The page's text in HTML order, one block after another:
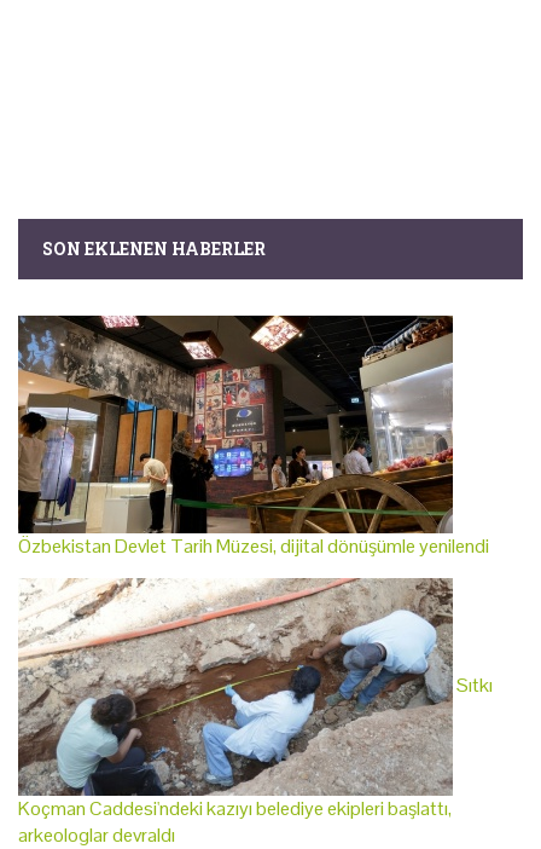
SON EKLENEN HABERLER
Özbekistan Devlet Tarih Müzesi, dijital dönüşümle yenilendi
Sıtkı
Koçman Caddesi'ndeki kazıyı belediye ekipleri başlattı,
arkeologlar devraldı